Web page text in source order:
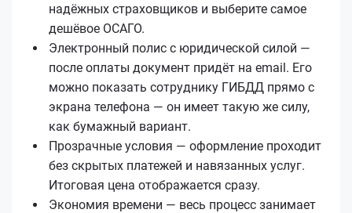
надёжных страховщиков и выберите самое
дешёвое ОСАГО.
Электронный полис с юридической силой —
после оплаты документ придёт на email. Его
можно показать сотруднику ГИБДД прямо с
экрана телефона — он имеет такую же силу,
как бумажный вариант.
Прозрачные условия — оформление проходит
без скрытых платежей и навязанных услуг.
Итоговая цена отображается сразу.
Экономия времени — весь процесс занимает